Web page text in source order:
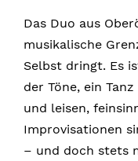
Das Duo aus
musikalische
Selbst dringt. Es
der Töne, ein
und leisen,
Improvisationen
– und doch stets